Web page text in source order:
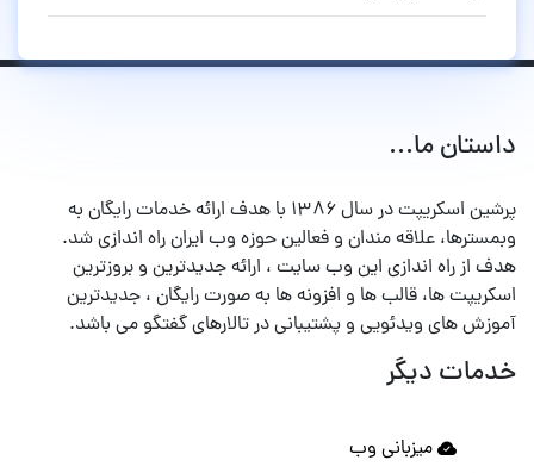
داستان ما...
پرشین اسکریپت در سال ۱۳۸۶ با هدف ارائه خدمات رایگان به
وبمسترها، علاقه مندان و فعالین حوزه وب ایران راه اندازی شد.
هدف از راه اندازی این وب سایت ، ارائه جدیدترین و بروزترین
اسکریپت ها، قالب ها و افزونه ها به صورت رایگان ، جدیدترین
آموزش های ویدئویی و پشتیبانی در تالارهای گفتگو می باشد.
خدمات دیگر
میزبانی وب